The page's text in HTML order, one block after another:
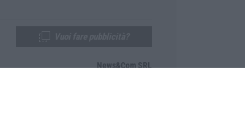
News&Com SRL